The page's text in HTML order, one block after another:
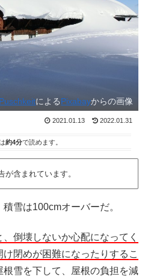
によるPixabayからの画像
2021.01.13 2022.01.31
約4分で読めます。
が含まれています。
雪は100cmオーバーだ。
倒壊しないか心配になってく
閉めが困難になったりするこ
根雪を下して、屋根の負担を減